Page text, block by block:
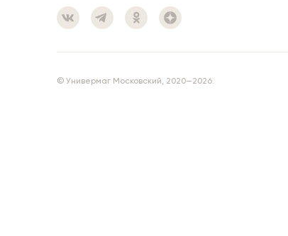
© Универмаг Московский, 2020—2026.